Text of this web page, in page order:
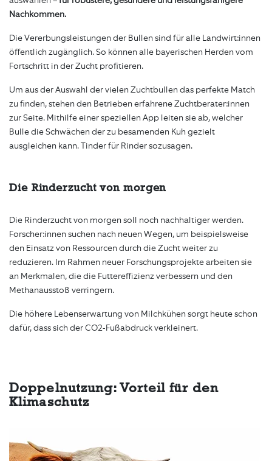
Nachkommen.
Die Vererbungsleistungen der Bullen sind für alle Landwirt:innen
öffentlich zugänglich. So können alle bayerischen Herden vom
Fortschritt in der Zucht profitieren.
Um aus der Auswahl der vielen Zuchtbullen das perfekte Match
zu finden, stehen den Betrieben erfahrene Zuchtberater:innen
zur Seite. Mithilfe einer speziellen App leiten sie ab, welcher
Bulle die Schwächen der zu besamenden Kuh gezielt
ausgleichen kann. Tinder für Rinder sozusagen.
Die Rinderzucht von morgen
Die Rinderzucht von morgen soll noch nachhaltiger werden.
Forscher:innen suchen nach neuen Wegen, um beispielsweise
den Einsatz von Ressourcen durch die Zucht weiter zu
reduzieren. Im Rahmen neuer Forschungsprojekte arbeiten sie
an Merkmalen, die die Futtereffizienz verbessern und den
Methanausstoß verringern.
Die höhere Lebenserwartung von Milchkühen sorgt heute schon
dafür, dass sich der CO2-Fußabdruck verkleinert.
Doppelnutzung: Vorteil für den
Klimaschutz